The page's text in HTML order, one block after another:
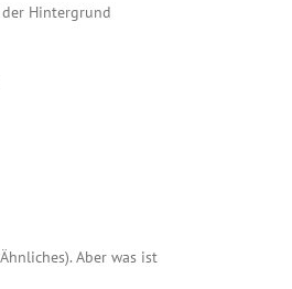
Hintergrund
Aber was ist